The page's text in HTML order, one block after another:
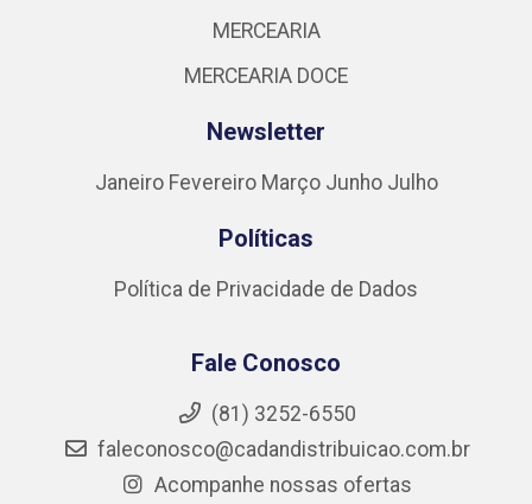
MERCEARIA
MERCEARIA DOCE
Newsletter
Janeiro Fevereiro Março Junho Julho
Políticas
Política de Privacidade de Dados
Fale Conosco
(81) 3252-6550
faleconosco@cadandistribuicao.com.br
Acompanhe nossas ofertas